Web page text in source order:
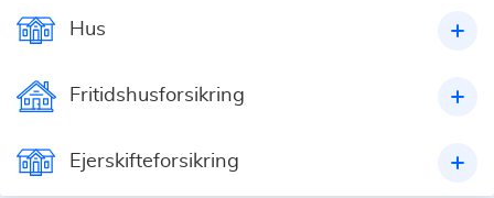
Hus
Fritidshusforsikring
Ejerskifteforsikring